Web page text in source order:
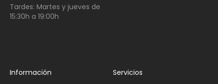
Tardes: Martes y jueves de
15:30h a 19:00h
Información
Servicios